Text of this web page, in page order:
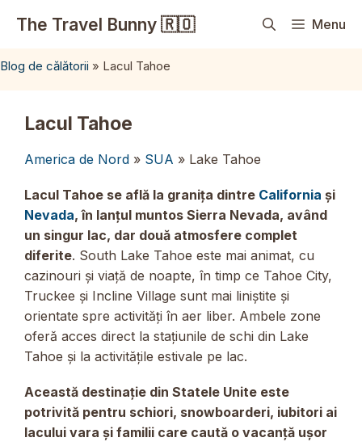
The Travel Bunny 🇷🇴 Menu
Blog de călătorii » Lacul Tahoe
Lacul Tahoe
America de Nord » SUA » Lake Tahoe
Lacul Tahoe se află la granița dintre California și
Nevada, în lanțul muntos Sierra Nevada, având
un singur lac, dar două atmosfere complet
diferite. South Lake Tahoe este mai animat, cu
cazinouri și viață de noapte, în timp ce Tahoe City,
Truckee și Incline Village sunt mai liniștite și
orientate spre activități în aer liber. Ambele zone
oferă acces direct la stațiunile de schi din Lake
Tahoe și la activitățile estivale pe lac.
Această destinație din Statele Unite este
potrivită pentru schiori, snowboarderi, iubitori ai
lacului vara și familii care caută o vacanță ușor